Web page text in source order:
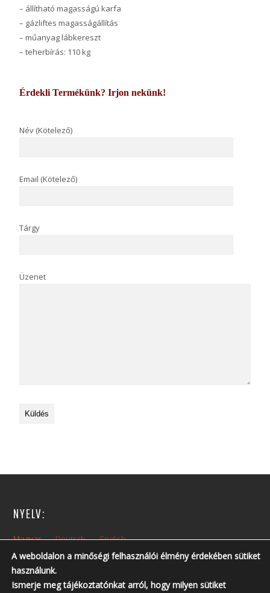
– állítható magasságú karfa
– gázliftes magasságállítás
– műanyag lábkereszt
– teherbírás: 110 kg
Érdekli Termékünk? Irjon nekünk!
Név (Kötelező)
Email (Kötelező)
Tárgy
Üzenet
NYELV:
Magyar Deutsch English
NYITVA TARTÁS:
A weboldalon a minőségi felhasználói élmény érdekében sütiket
használunk.
Ismerje meg tájékoztatónkat arról, hogy milyen sütiket